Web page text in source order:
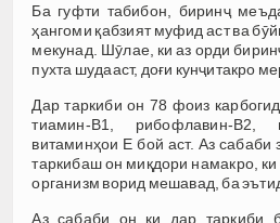
Ба гуфти табибон, биринҷ
ҳангоми қабзият муфид аст ва
мекунад. Шӯлае, ки аз орди
пухта шудааст, доғи кунҷитакро
Дар таркиби он 78 фоиз
тиамин-В1, рибофлавин-
витаминҳои Е бой аст. Аз сабаби
таркибаш он миқдори намакро, ки
организм ворид мешавад, ба
Аз сабаби он ки дар таркиби